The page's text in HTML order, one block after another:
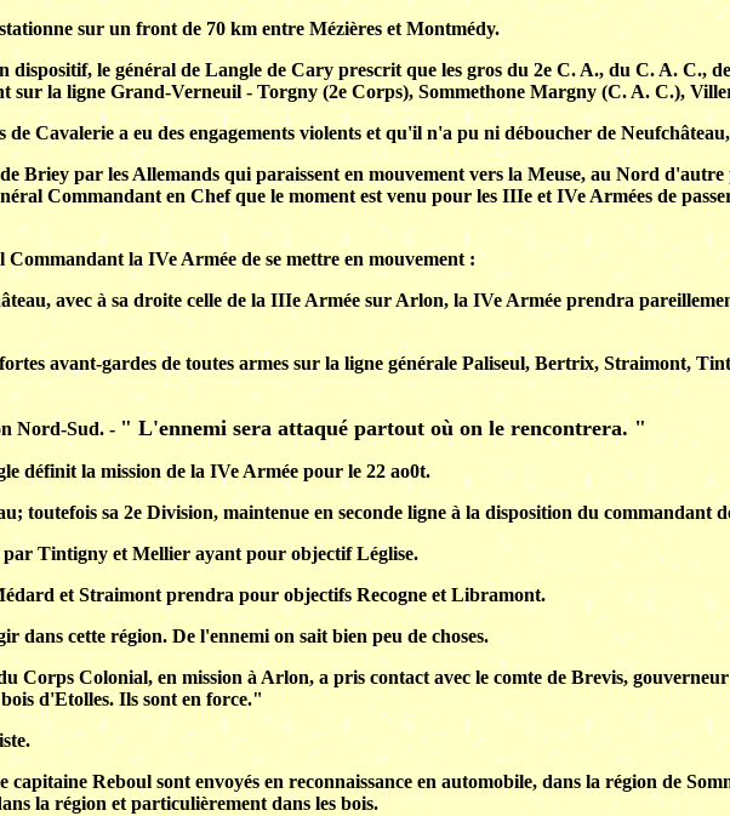
sur un front de 70 km entre Mézières et Montmédy.
dispositif, le général de Langle de Cary prescrit que les gros du 2e C. A., du C. A. C.,
sur la ligne Grand-Verneuil - Torgny (2e Corps), Sommethone Margny (C. A. C.),
Cavalerie a eu des engagements violents et qu'il n'a pu ni déboucher de
Briey par les Allemands qui paraissent en mouvement vers la Meuse, au Nord
Commandant en Chef que le moment est venu pour les IIIe et IVe Armées de
la IVe Armée de se mettre en mouvement :
avec à sa droite celle de la IIIe Armée sur Arlon, la IVe Armée prendra
avant-gardes de toutes armes sur la ligne générale Paliseul, Bertrix, Straimont,
Nord-Sud. -" L'ennemi sera attaqué partout où on le rencontrera. "
définit la mission de la IVe Armée pour le 22 ao0t.
toutefois sa 2e Division, maintenue en seconde ligne à la disposition du commandant
par Tintigny et Mellier ayant pour objectif Léglise.
et Straimont prendra pour objectifs Recogne et Libramont.
dans cette région. De l'ennemi on sait bien peu de choses.
Corps Colonial, en mission à Arlon, a pris contact avec le comte de Brevis,
d'Etolles. Ils sont en force."
Reboul sont envoyés en reconnaissance en automobile, dans la région de
la région et particulièrement dans les bois.